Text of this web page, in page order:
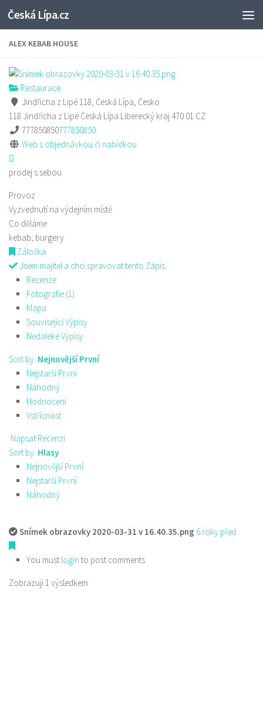
Skip to content
Česká Lípa.cz
ALEX KEBAB HOUSE
Restaurace
Jindřicha z Lipé 118, Česká Lípa, Česko
118 Jindřicha z Lipé Česká Lípa Liberecký kraj470 01 CZ
777850850777850850
Web s objednávkou či nabídkou
prodej s sebou
Provoz
Vyzvednutí na výdejním místě
Co děláme
kebab, burgery
Záložka
Jsem majitel a chci spravovat tento Zápis
Recenze
Fotografie (1)
Mapa
Související Výpisy
Nedaleké Výpisy
Sort by: Nejnovější První
Nejstarší První
Náhodný
Hodnocení
Vstřícnost
Napsat Recenzi
Sort by: Hlasy
Nejnovější První
Nejstarší První
Náhodný
Snímek obrazovky 2020-03-31 v 16.40.35.png 6 roky před
You must login to post comments
Zobrazuji 1 výsledkem